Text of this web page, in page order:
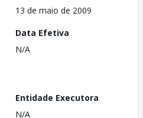
13 de maio de 2009
Data Efetiva
N/A
Entidade Executora
N/A